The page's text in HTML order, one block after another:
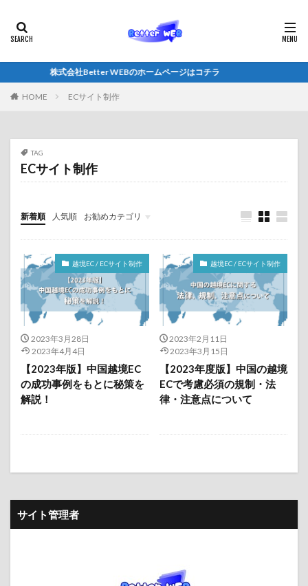
株式会社Better WEBのホームページはコチラ
HOME ECサイト制作
TAG
ECサイト制作
新着順 人気順 お勧めカテゴリ
Shopify / ECサイト制作
越境EC / ECサイト制作
2023年3月28日
2023年4月4日
【2023年版】中国越境EC
の成功事例をもとに秘策を
解説！
越境EC / ECサイト制作
2023年2月11日
2023年3月15日
【2023年度版】中国の越境
ECで考慮必須の規制・法
律・注意点について
サイト管理者